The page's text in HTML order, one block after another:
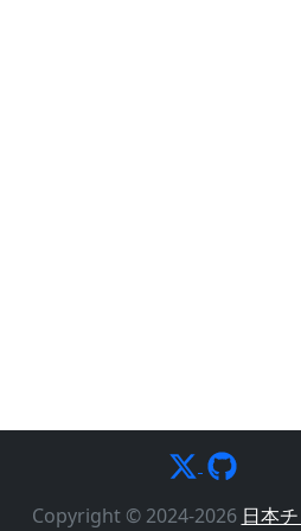
Copyright © 2024-2026 日本